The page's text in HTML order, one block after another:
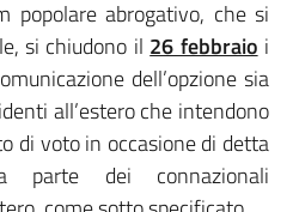
popolare abrogativo, che si
si chiudono il 26 febbraio i
dell’opzione sia
all’estero che intendono
di voto in occasione di detta
parte dei connazionali